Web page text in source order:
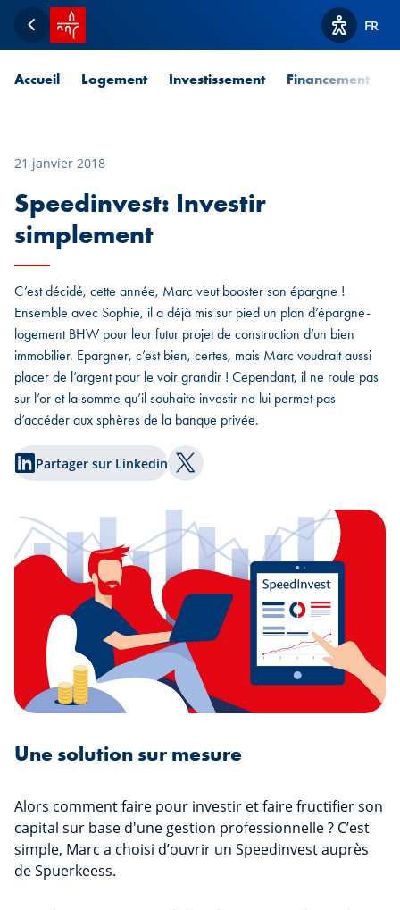
Retour
Accueil SPUERKEESS
Afficher
FR
Accueil Logement Investissement Financement
21 janvier 2018
Speedinvest: Investir
simplement
C’est décidé, cette année, Marc veut booster son épargne !
Ensemble avec Sophie, il a déjà mis sur pied un plan d’épargne-
logement BHW pour leur futur projet de construction d’un bien
immobilier. Epargner, c’est bien, certes, mais Marc voudrait aussi
placer de l’argent pour le voir grandir ! Cependant, il ne roule pas
sur l’or et la somme qu’il souhaite investir ne lui permet pas
d’accéder aux sphères de la banque privée.
Partager sur Linkedin Partager sur Twitter
Une solution sur mesure
Alors comment faire pour investir et faire fructifier son
capital sur base d'une gestion professionnelle ? C’est
simple, Marc a choisi d’ouvrir un Speedinvest auprès
de Spuerkeess.